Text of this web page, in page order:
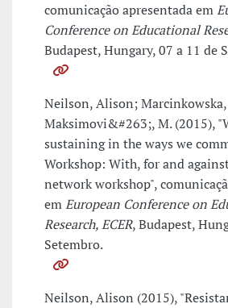
comunicação apresentada em
Conference on Educational
Budapest, Hungary, 07 a 11 de
Neilson, Alison; Marcinkowska,
Maksimovi&#263;, M. (2015),
sustaining in the ways we
Workshop: With, for and
network workshop",
emEuropean Conference on
Research, ECER, Budapest,
Setembro.
Neilson, Alison (2015),